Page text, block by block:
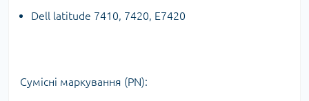
Dell latitude 7410, 7420, E7420
Сумісні маркування (PN):